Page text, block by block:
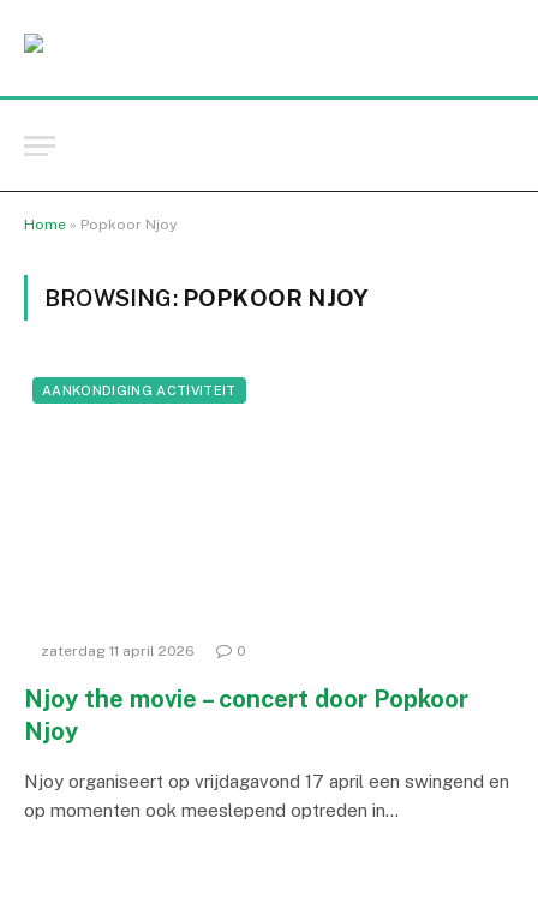
Home » Popkoor Njoy
BROWSING: POPKOOR NJOY
AANKONDIGING ACTIVITEIT
zaterdag 11 april 2026 0
Njoy the movie – concert door Popkoor
Njoy
Njoy organiseert op vrijdagavond 17 april een swingend en
op momenten ook meeslepend optreden in…